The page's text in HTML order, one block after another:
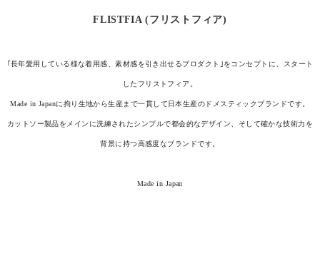
FLISTFIA (フリストフィア)
｢長年愛用している様な着用感、素材感を引き出せるプロダクト｣をコンセプトに、スタート
したフリストフィア。
Made in Japanに拘り生地から生産まで一貫して日本生産のドメスティックブランドです。
カットソー製品をメインに洗練されたシンプルで都会的なデザイン、そして確かな技術力を
背景に持つ高感度なブランドです。
Made in Japan